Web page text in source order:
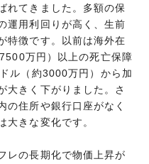
れてきました。多額の保
運用利回りが高く、生前
特徴です。以前は海外在
万円）以上の死亡保障
ル（約3000万円）から加
大きく下がりました。さ
の住所や銀行口座がなく
大きな変化です。
レの長期化で物価上昇が